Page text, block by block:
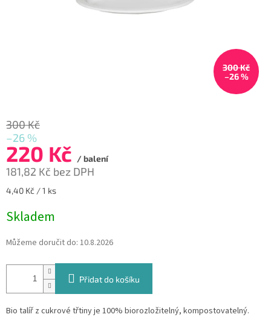
300 Kč
–26 %
300 Kč
–26 %
220 Kč / balení
181,82 Kč bez DPH
Měrná
4,40 Kč / 1 ks
Skladem
Můžeme doručit do: 10.8.2026
Přidat do košíku
Bio talíř z cukrové třtiny je 100% biorozložitelný, kompostovatelný.